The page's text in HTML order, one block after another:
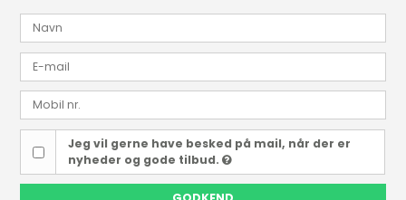
Jeg vil gerne have besked på mail, når der er
nyheder og gode tilbud.